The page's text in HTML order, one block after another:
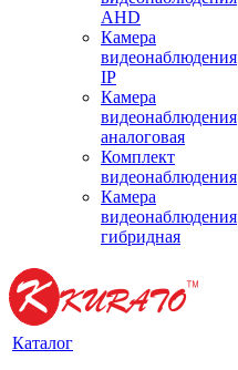
AHD
Камера
видеонаблюдения
IP
Камера
видеонаблюдения
аналоговая
Комплект
видеонаблюдения
Камера
видеонаблюдения
гибридная
Каталог